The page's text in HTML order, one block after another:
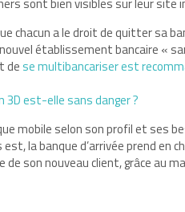
sont bien visibles sur leur site
chacun a le droit de quitter sa
établissement bancaire «
dese multibancariser est
3D est-elle sans danger ?
mobile selon son profil et ses
la banque d’arrivée prend
son nouveau client, grâce au